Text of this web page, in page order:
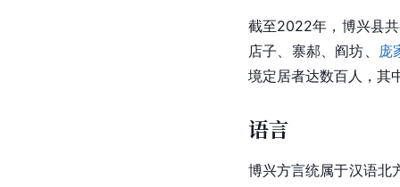
截至2022年，博兴县
店子、寨郝、阎坊、
庞
境定居者达数百人，其
语言
博兴方言统属于汉语北